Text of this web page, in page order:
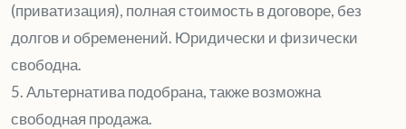
(приватизация), полная стоимость в договоре, без
долгов и обременений. Юридически и физически
свободна.
5. Альтернатива подобрана, также возможна
свободная продажа.